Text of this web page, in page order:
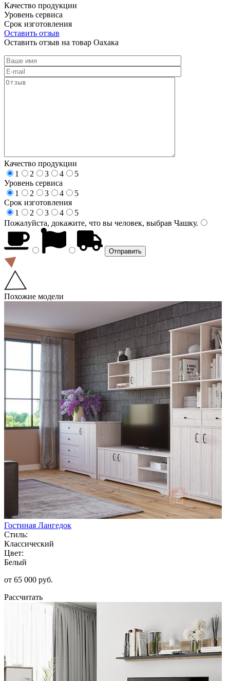
Качество продукции
Уровень сервиса
Срок изготовления
Оставить отзыв
Оставить отзыв на товар Оахака
Качество продукции
1
2 3 4
5
Уровень сервиса
1
2 3 4
5
Срок изготовления
1
2 3 4
5
Пожалуйста, докажите, что вы человек, выбрав Чашку.
Похожие модели
Гостиная Лангедок
Стиль:
Классический
Цвет:
Белый
от 65 000 руб.
Рассчитать